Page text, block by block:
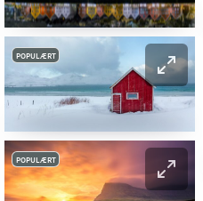
POPULÆRT
POPULÆRT